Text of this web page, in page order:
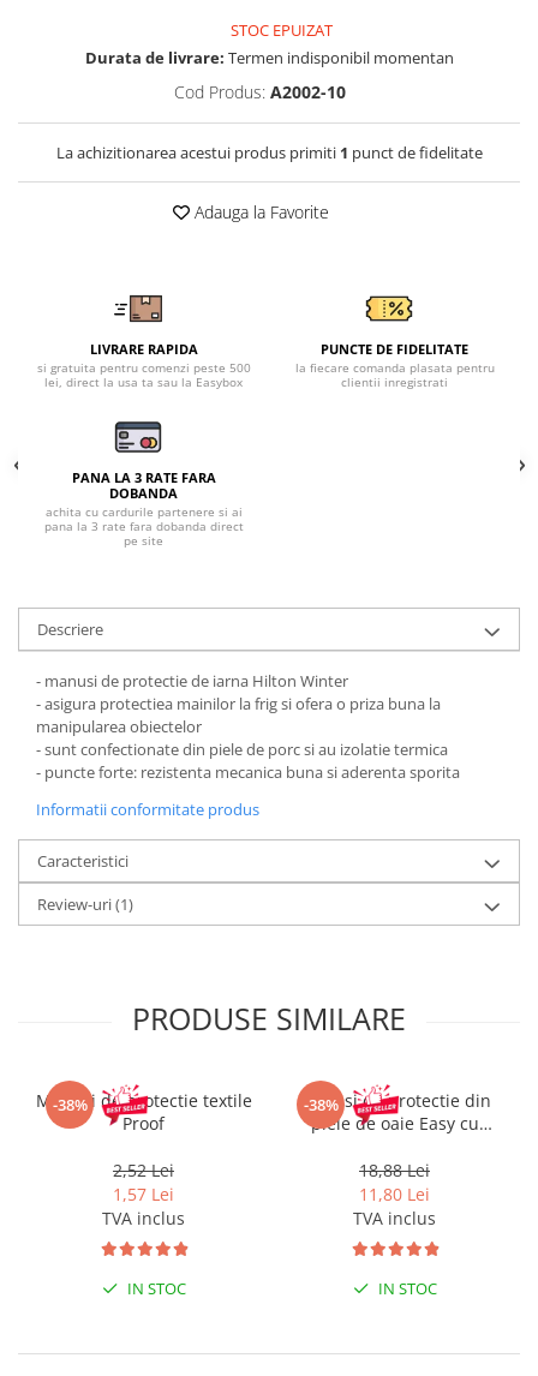
Impermeabila
Combinezoane de lucru
impermeabile
Costume de ploaie impermeabile
Jachete / Bluze salopeta
Pantaloni impermeabili
Industria alimentara
Manecute
Pantaloni de lucru
Pantaloni de lucru in talie
Pentru sudura
Jachete pentru sudura
Pantaloni de protectie
Pentru copii
Pantaloni de lucru cu pieptar
Veste de lucru
Pentru femei
Bluze pentru femei
Fleece-uri
Halate
Jachete / Bluze salopeta
Pantaloni de lucru cu pieptar
Pantaloni de lucru in talie
Tricouri polo
STOC EPUIZAT
Durata de livrare: Termen indisponibil momentan
Cod Produs: A2002-10
La achizitionarea acestui produs primiti 1 punct de fidelitate
Adauga la Favorite
LIVRARE RAPIDA
si gratuita pentru comenzi peste 500
lei, direct la usa ta sau la Easybox
PUNCTE DE FIDELITATE
la fiecare comanda plasata pentru
clientii inregistrati
PANA LA 3 RATE FARA
DOBANDA
achita cu cardurile partenere si ai
pana la 3 rate fara dobanda direct
pe site
Descriere
- manusi de protectie de iarna Hilton Winter
- asigura protectiea mainilor la frig si ofera o priza buna la
manipularea obiectelor
- sunt confectionate din piele de porc si au izolatie termica
- puncte forte: rezistenta mecanica buna si aderenta sporita
Informatii conformitate produs
Caracteristici
Review-uri(1)
PRODUSE SIMILARE
-38%
Manusi de protectie textile
Proof
2,52 Lei
1,57 Lei
TVA inclus
IN STOC
-38%
Manusi de protectie din
piele de oaie Easy cu
18,88 Lei
11,80 Lei
TVA inclus
IN STOC